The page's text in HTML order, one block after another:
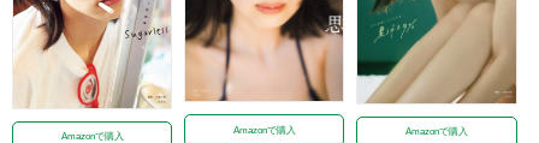
Amazonで購入
Amazonで購入 Amazonで購入